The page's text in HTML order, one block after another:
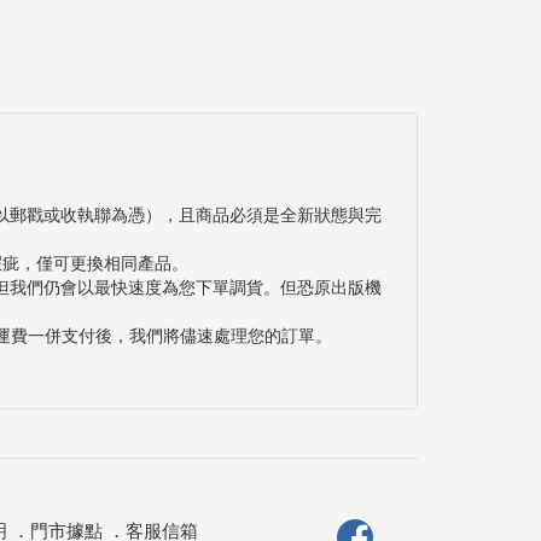
戳或收執聯為憑），且商品必須是全新狀態與完
，僅可更換相同產品。
們仍會以最快速度為您下單調貨。但恐原出版機
一併支付後，我們將儘速處理您的訂單。
． 門市據點． 客服信箱